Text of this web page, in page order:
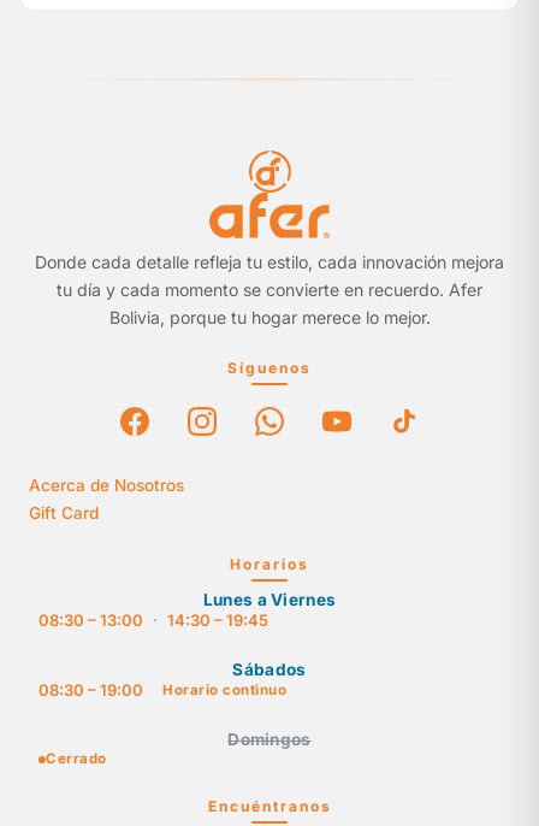
Donde cada detalle refleja tu estilo, cada innovación mejora
tu día y cada momento se convierte en recuerdo. Afer
Bolivia, porque tu hogar merece lo mejor.
Síguenos
Acerca de Nosotros
Gift Card
Horarios
Lunes a Viernes
08:30 – 13:00
· 14:30 – 19:45
Sábados
08:30 – 19:00
Horario continuo
Domingos
Cerrado
Encuéntranos